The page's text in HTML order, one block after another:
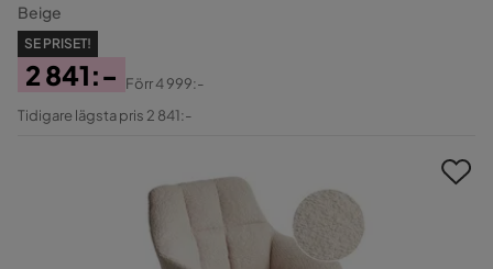
Beige
SE PRISET!
Pris
2 841:-
Original
Förr4 999:-
Tidigare lägsta pris 2 841:-